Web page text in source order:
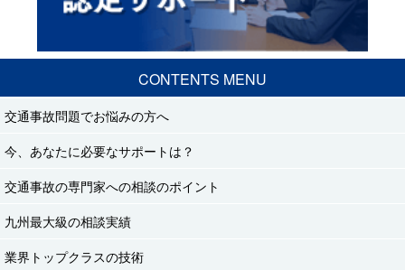
CONTENTS MENU
交通事故問題でお悩みの方へ
今、あなたに必要なサポートは？
交通事故の専門家への相談のポイント
九州最大級の相談実績
業界トップクラスの技術